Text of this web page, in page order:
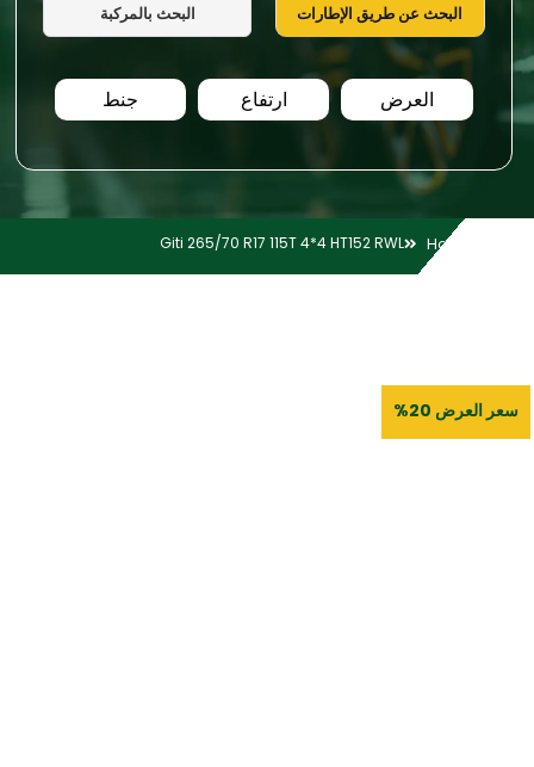
البحث عن طريق الإطارات البحث بالمركبة
العرض ارتفاع جنط
Home
Giti 265/70 R17 115T 4*4 HT152 RWL
سعر العرض 20%